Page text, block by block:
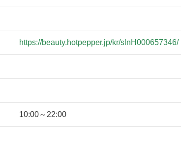
https://beauty.hotpepper.jp/kr/slnH000657346/
10:00～22:00